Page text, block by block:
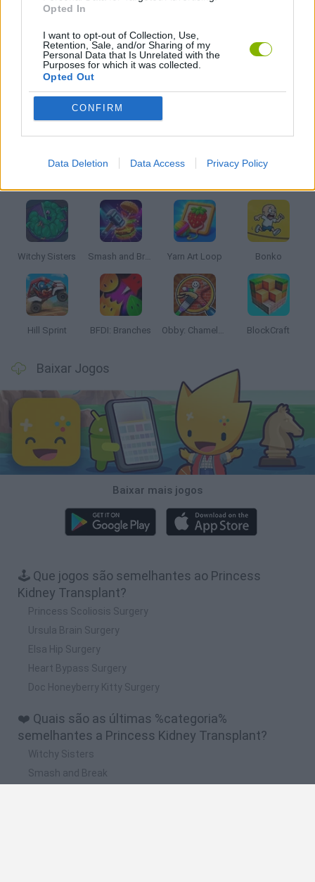
Opted In
I want to opt-out of Collection, Use,
Retention, Sale, and/or Sharing of my
Personal Data that Is Unrelated with the
Purposes for which it was collected.
Opted Out
CONFIRM
Data Deletion Data Access Privacy Policy
JOGOS DE MÉDICOS
JOGOS DE PRINCESAS
JOGOS DE VESTIR
Mais recentes Jogos Infantis
Witchy Sisters Smash and Break Yarn Art Loop Bonko
Hill Sprint BFDI: Branches Obby: Chameleon: Paint & Hide BlockCraft
Baixar Jogos
Baixar mais jogos
🕹️ Que jogos são semelhantes ao Princess
Kidney Transplant?
Princess Scoliosis Surgery
Ursula Brain Surgery
Elsa Hip Surgery
Heart Bypass Surgery
Doc Honeyberry Kitty Surgery
❤️ Quais são as últimas %categoria%
semelhantes a Princess Kidney Transplant?
Witchy Sisters
Smash and Break